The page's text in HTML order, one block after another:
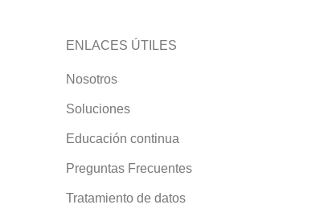
ENLACES ÚTILES
Nosotros
Soluciones
Educación continua
Preguntas Frecuentes
Tratamiento de datos